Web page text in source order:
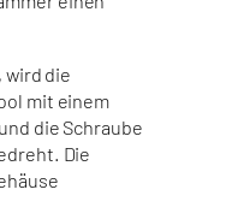
wird die
mit einem
die Schraube
Die